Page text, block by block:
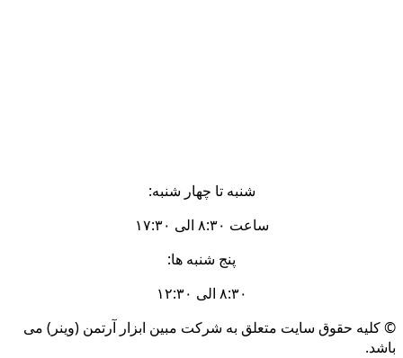
شنبه تا چهار شنبه:
ساعت ۸:۳۰ الی ۱۷:۳۰
پنج شنبه ها:
۸:۳۰ الی ۱۲:۳۰
© کلیه حقوق سایت متعلق به شرکت مبین ابزار آرتمن (وینر) می
باشد.